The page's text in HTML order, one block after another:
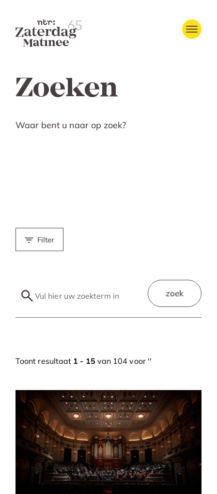
Zoeken
Waar bent u naar op zoek?
Filter
zoek
Toont resultaat 1 - 15 van 104 voor ''